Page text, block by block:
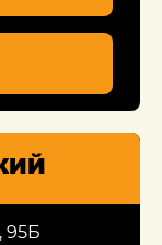
95Б